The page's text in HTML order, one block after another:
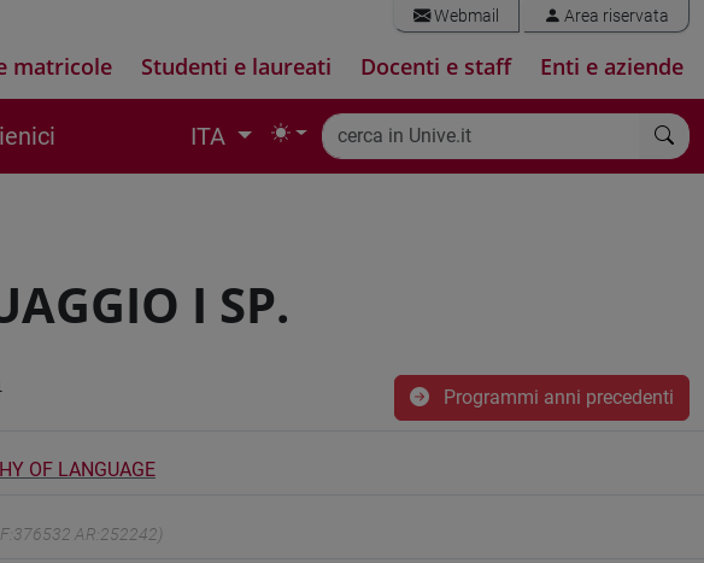
Webmail Area riservata
matricole Studenti e laureati Docenti e staff Enti e aziende
ITA
I SP.
Programmi anni precedenti
OF LANGUAGE
AR:252242)